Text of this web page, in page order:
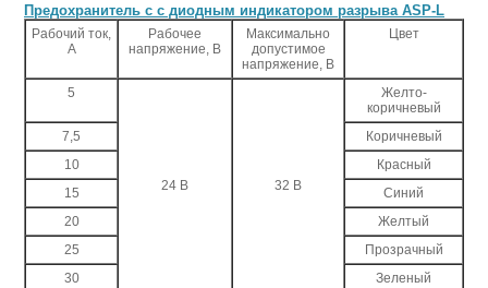
Предохранитель с с диодным индикатором разрыва ASP-L
Рабочий ток,
А
Рабочее
напряжение, В
Максимально
допустимое
напряжение, В
Цвет
5
24 В 32 В
Желто-
коричневый
7,5
Коричневый
10
Красный
15
Синий
20
Желтый
25
Прозрачный
30
Зеленый